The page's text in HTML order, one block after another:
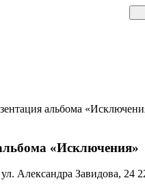
«Исключения»
Александра Завидова, 24